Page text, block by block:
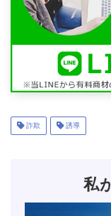
詐欺 誘導
私